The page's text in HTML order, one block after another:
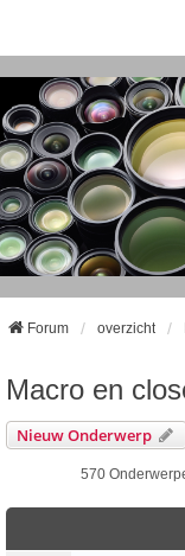
Forum overzicht
Macro en
Nieuw Onderwerp
570